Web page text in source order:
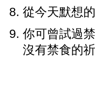
從今天默想
你可曾試過
沒有禁食的